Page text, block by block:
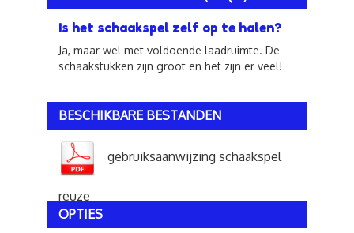
Is het schaakspel zelf op te halen?
Ja, maar wel met voldoende laadruimte. De
schaakstukken zijn groot en het zijn er veel!
BESCHIKBARE BESTANDEN
gebruiksaanwijzing schaakspel
reuze
OPTIES